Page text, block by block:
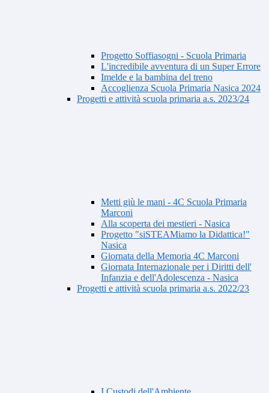
Progetto Soffiasogni - Scuola Primaria
L'incredibile avventura di un Super Errore
Imelde e la bambina del treno
Accoglienza Scuola Primaria Nasica 2024
Progetti e attività scuola primaria a.s. 2023/24
Metti giù le mani - 4C Scuola Primaria
Marconi
Alla scoperta dei mestieri - Nasica
Progetto "siSTEAMiamo la Didattica!"
Nasica
Giornata della Memoria 4C Marconi
Giornata Internazionale per i Diritti dell'
Infanzia e dell'Adolescenza - Nasica
Progetti e attività scuola primaria a.s. 2022/23